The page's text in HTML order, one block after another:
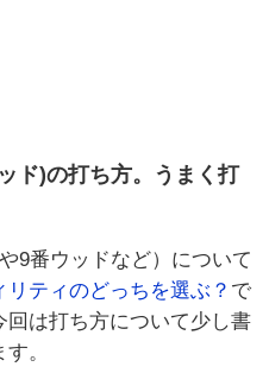
ド)の打ち方。うまく打
9番ウッドなど）について
ティのどっちを選ぶ？ で
回は打ち方について少し書
。